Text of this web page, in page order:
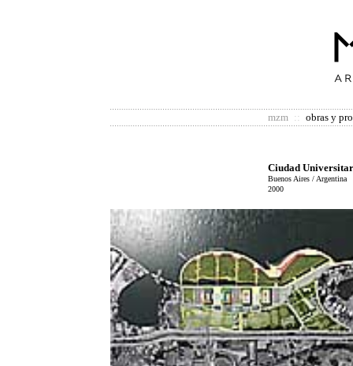
mzm :: obras y
Ciudad
Buenos Aires / Argentina
2000